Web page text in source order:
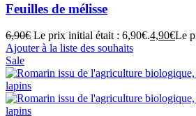
Feuilles de mélisse
6,90€ Le prix initial était : 6,90€.4,90€Le
Ajouter à la liste des souhaits
Sale